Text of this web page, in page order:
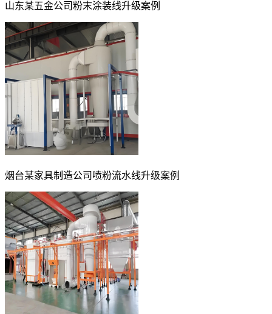
山东某五金公司粉末涂装线升级案例
烟台某家具制造公司喷粉流水线升级案例